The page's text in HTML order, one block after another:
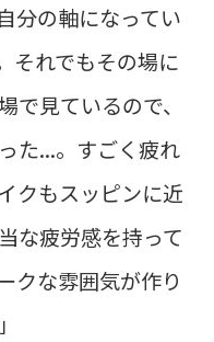
分の軸になってい
それでもその場に
で見ているので、
た...。すごく疲れ
クもスッピンに近
な疲労感を持って
クな雰囲気が作り